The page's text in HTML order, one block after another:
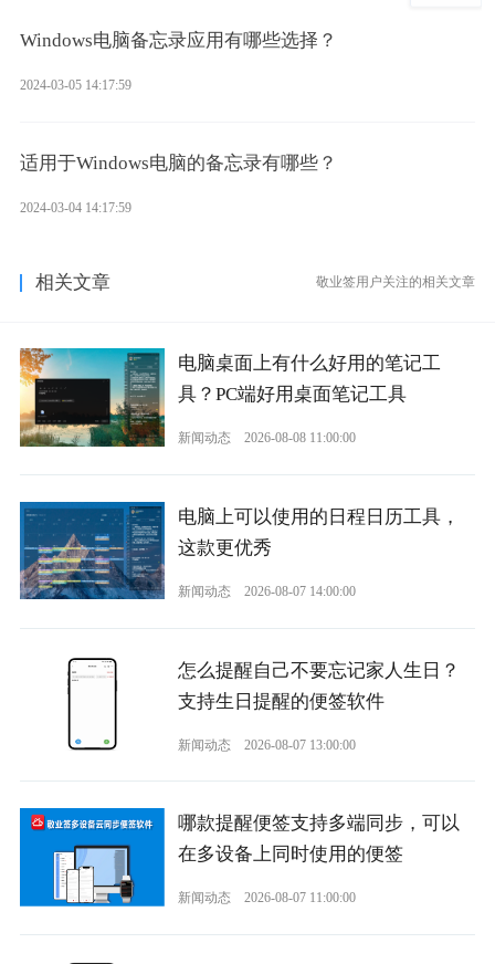
Windows电脑备忘录应用有哪些选择？
2024-03-05 14:17:59
适用于Windows电脑的备忘录有哪些？
2024-03-04 14:17:59
相关文章 敬业签用户关注的相关文章
电脑桌面上有什么好用的笔记工
具？PC端好用桌面笔记工具
新闻动态 2026-08-08 11:00:00
电脑上可以使用的日程日历工具，
这款更优秀
新闻动态 2026-08-07 14:00:00
怎么提醒自己不要忘记家人生日？
支持生日提醒的便签软件
新闻动态 2026-08-07 13:00:00
哪款提醒便签支持多端同步，可以
在多设备上同时使用的便签
新闻动态 2026-08-07 11:00:00